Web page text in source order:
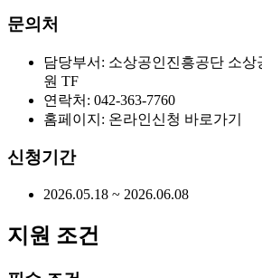
문의처
담당부서: 소상공인진흥공단 소상
원 TF
연락처: 042-363-7760
홈페이지: 온라인신청 바로가기
신청기간
2026.05.18 ~ 2026.06.08
지원 조건